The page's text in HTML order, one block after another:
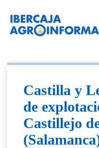
Castilla y
de
Castillejo